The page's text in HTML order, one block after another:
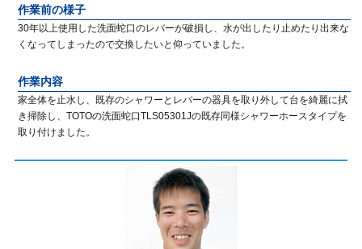
作業前の様子
30年以上使用した洗面蛇口のレバーが破損し、水が出したり止めたり出来な
くなってしまったので交換したいと仰っていました。
作業内容
家全体を止水し、既存のシャワーとレバーの器具を取り外して台を綺麗に拭
き掃除し、TOTOの洗面蛇口TLS05301Jの既存同様シャワーホースタイプを
取り付けました。